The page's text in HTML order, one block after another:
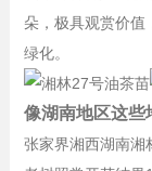
朵，极具观赏价值
绿化。
像湖南地区这些
张家界湘西湖南湘